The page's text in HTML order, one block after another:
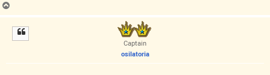
Captain
osilatoria